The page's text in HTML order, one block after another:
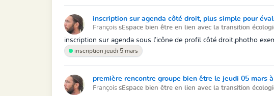
inscription sur agenda côté droit, plus simple pour
François sEspace bien être en lien avec la transition
inscription sur agenda sous l’icône de profil côté droit,photho
inscription jeudi 5 mars
première rencontre groupe bien être le jeudi 05 mars
François sEspace bien être en lien avec la transition